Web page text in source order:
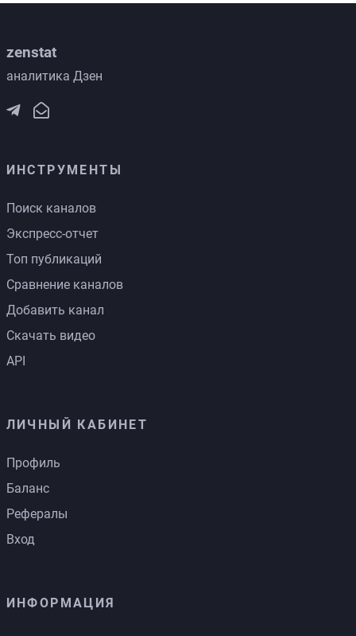
zenstat
аналитика Дзен
ИНСТРУМЕНТЫ
Поиск каналов
Экспресс-отчет
Топ публикаций
Сравнение каналов
Добавить канал
Скачать видео
API
ЛИЧНЫЙ КАБИНЕТ
Профиль
Баланс
Рефералы
Вход
ИНФОРМАЦИЯ